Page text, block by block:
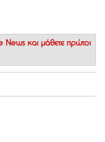
News και μάθετε πρώτοι